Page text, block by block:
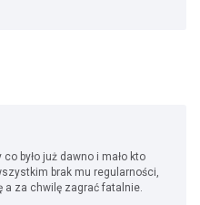
było już dawno i mało kto
brak mu regularności,
a za chwilę zagrać fatalnie.